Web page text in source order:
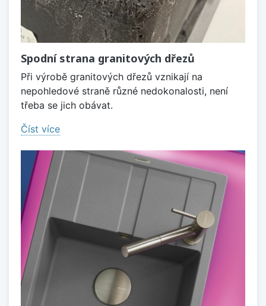
Spodní strana granitových dřezů
Při výrobě granitových dřezů vznikají na
nepohledové straně různé nedokonalosti, není
třeba se jich obávat.
Číst více